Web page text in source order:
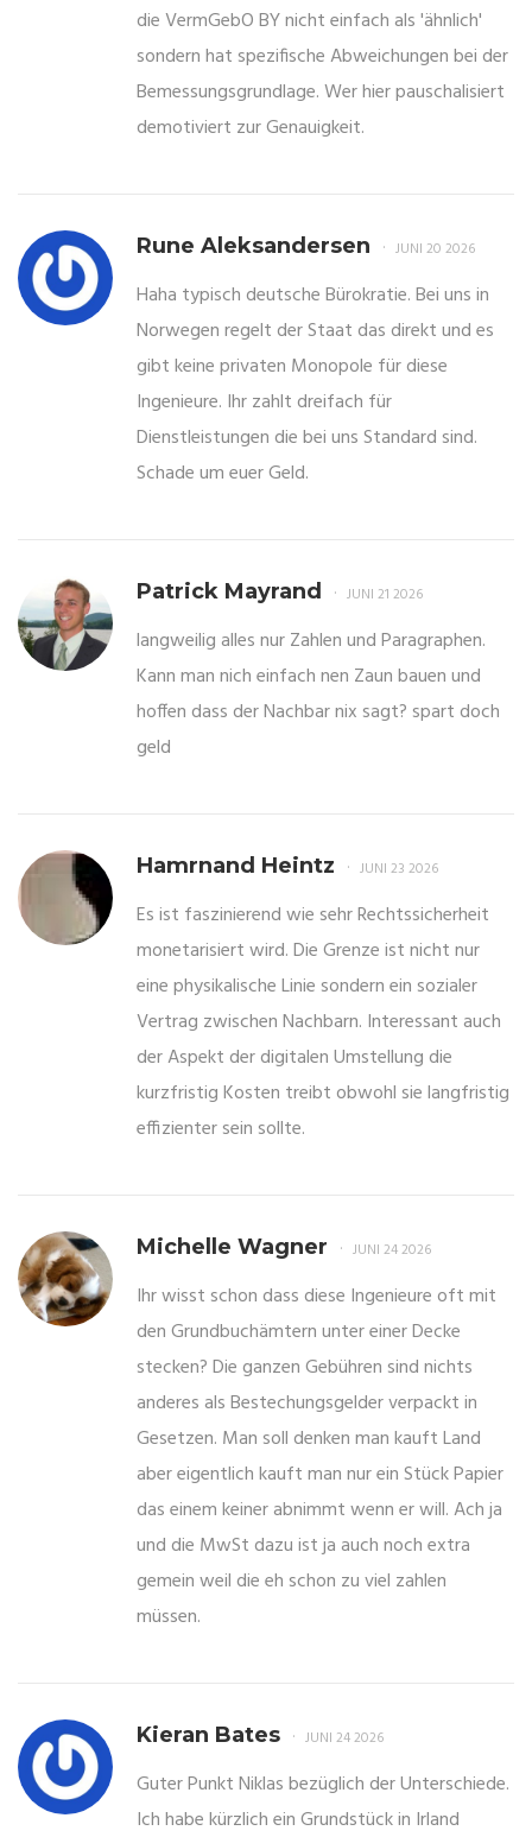
die VermGebO BY nicht einfach als 'ähnlich'
sondern hat spezifische Abweichungen bei der
Bemessungsgrundlage. Wer hier pauschalisiert
demotiviert zur Genauigkeit.
Rune Aleksandersen JUNI 20 2026
Haha typisch deutsche Bürokratie. Bei uns in
Norwegen regelt der Staat das direkt und es
gibt keine privaten Monopole für diese
Ingenieure. Ihr zahlt dreifach für
Dienstleistungen die bei uns Standard sind.
Schade um euer Geld.
Patrick Mayrand JUNI 21 2026
langweilig alles nur Zahlen und Paragraphen.
Kann man nich einfach nen Zaun bauen und
hoffen dass der Nachbar nix sagt? spart doch
geld
Hamrnand Heintz JUNI 23 2026
Es ist faszinierend wie sehr Rechtssicherheit
monetarisiert wird. Die Grenze ist nicht nur
eine physikalische Linie sondern ein sozialer
Vertrag zwischen Nachbarn. Interessant auch
der Aspekt der digitalen Umstellung die
kurzfristig Kosten treibt obwohl sie langfristig
effizienter sein sollte.
Michelle Wagner JUNI 24 2026
Ihr wisst schon dass diese Ingenieure oft mit
den Grundbuchämtern unter einer Decke
stecken? Die ganzen Gebühren sind nichts
anderes als Bestechungsgelder verpackt in
Gesetzen. Man soll denken man kauft Land
aber eigentlich kauft man nur ein Stück Papier
das einem keiner abnimmt wenn er will. Ach ja
und die MwSt dazu ist ja auch noch extra
gemein weil die eh schon zu viel zahlen
müssen.
Kieran Bates JUNI 24 2026
Guter Punkt Niklas bezüglich der Unterschiede.
Ich habe kürzlich ein Grundstück in Irland